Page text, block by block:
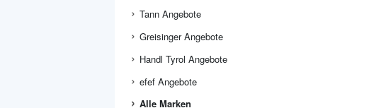
Tann Angebote
Greisinger Angebote
Handl Tyrol Angebote
efef Angebote
Alle Marken